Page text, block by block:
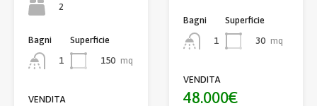
2
Bagni
1
Superficie
150 mq
VENDITA
Bagni
1
Superficie
30 mq
VENDITA
48.000€